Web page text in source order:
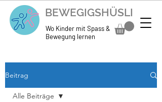
BEWEGIGSHÜSLI
Wo Kinder mit Spass &
Bewegung lernen
Beitrag
Alle Beiträge